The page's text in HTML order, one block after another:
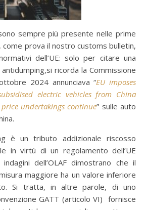
sempre più presente nelle prime
come prova il nostro customs bulletin,
dell’UE: solo per citare una
ricorda la Commissione
2024 annunciava “EU imposes
electric vehicles from China
undertakings continue” sulle auto
è un tributo addizionale riscosso
in virtù di un regolamento dell’UE
dell’OLAF dimostrano che il
maggiore ha un valore inferiore
Si tratta, in altre parole, di uno
GATT (articolo VI) fornisce